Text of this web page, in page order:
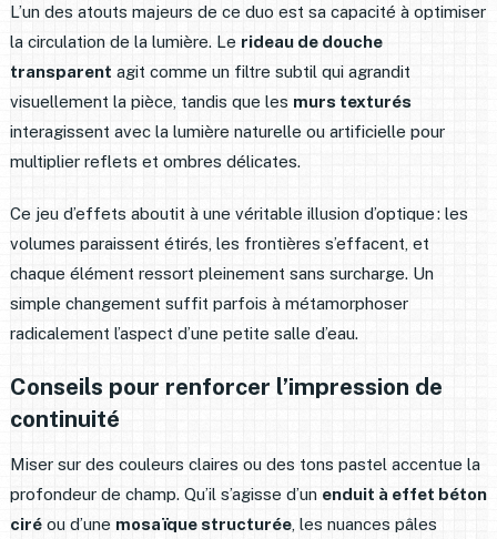
L’un des atouts majeurs de ce duo est sa capacité à optimiser
la circulation de la lumière. Le rideau de douche
transparent agit comme un filtre subtil qui agrandit
visuellement la pièce, tandis que les murs texturés
interagissent avec la lumière naturelle ou artificielle pour
multiplier reflets et ombres délicates.
Ce jeu d’effets aboutit à une véritable illusion d’optique : les
volumes paraissent étirés, les frontières s’effacent, et
chaque élément ressort pleinement sans surcharge. Un
simple changement suffit parfois à métamorphoser
radicalement l’aspect d’une petite salle d’eau.
Conseils pour renforcer l’impression de
continuité
Miser sur des couleurs claires ou des tons pastel accentue la
profondeur de champ. Qu’il s’agisse d’un enduit à effet béton
ciréou d’une mosaïque structurée, les nuances pâles